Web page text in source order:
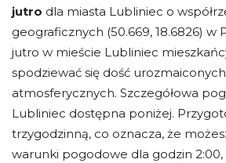
jutro dla miasta Lubliniec o
geograficznych (50.669, 18.6826) w
jutro w mieście Lubliniec
spodziewać się dość
atmosferycznych. Szczegółowa
Lubliniec dostępna poniżej.
trzygodzinną, co oznacza, że
warunki pogodowe dla godzin 2:00,